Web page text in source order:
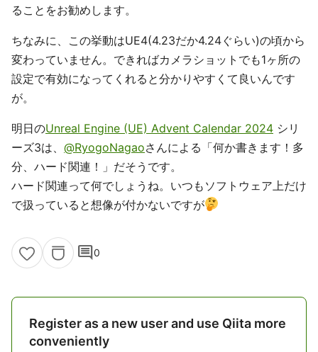
ることをお勧めします。
ちなみに、この挙動はUE4(4.23だか4.24ぐらい)の頃から
変わっていません。できればカメラショットでも1ヶ所の
設定で有効になってくれると分かりやすくて良いんです
が。
明日のUnreal Engine (UE) Advent Calendar 2024 シリ
ーズ3は、 @RyogoNagaoさんによる「何か書きます！多
分、ハード関連！」だそうです。
ハード関連って何でしょうね。いつもソフトウェア上だけ
で扱っていると想像が付かないですが
comment0
Register as a new user and use Qiita more
conveniently